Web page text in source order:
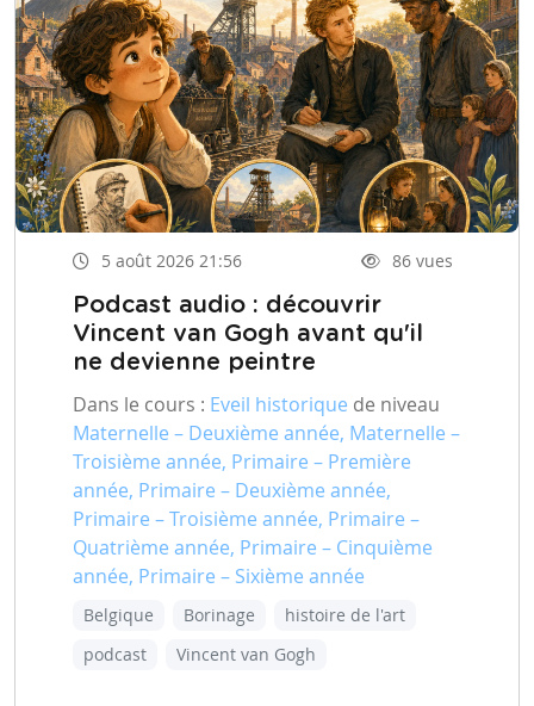
5 août 2026 21:56 86 vues
Podcast audio : découvrir
Vincent van Gogh avant qu'il
ne devienne peintre
Dans le cours : Eveil historique de niveau
Maternelle – Deuxième année, Maternelle –
Troisième année, Primaire – Première
année, Primaire – Deuxième année,
Primaire – Troisième année, Primaire –
Quatrième année, Primaire – Cinquième
année, Primaire – Sixième année
Belgique Borinage
histoire de l'art
podcast
Vincent van Gogh